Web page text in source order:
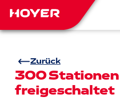
Zurück
300 Stationen
freigeschaltet